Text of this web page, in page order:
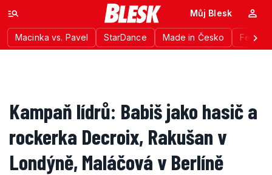
Macinka vs. Pavel StarDance Made in Česko
Můj Blesk
Kampaň lídrů: Babiš jako hasič a
rockerka Decroix, Rakušan v
Londýně, Maláčová v Berlíně